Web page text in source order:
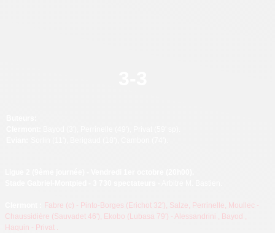
Fabre (c) - Pinto-Borges (Erichot 32'), Salze, Perrinelle, Moullec -
Chaussidière (Sauvadet 46'), Ekobo (Lubasa 79') - Alessandrini , Bayod ,
Haquin - Privat .